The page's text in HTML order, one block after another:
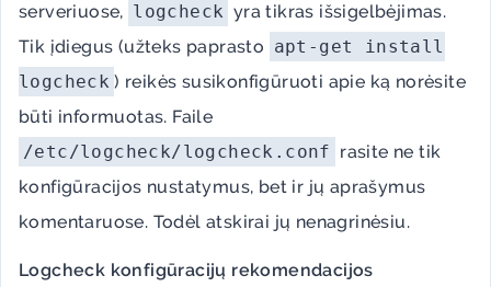
serveriuose, logcheck yra tikras išsigelbėjimas.
Tik įdiegus (užteks paprasto apt-get install
logcheck ) reikės susikonfigūruoti apie ką norėsite
būti informuotas. Faile
/etc/logcheck/logcheck.conf rasite ne tik
konfigūracijos nustatymus, bet ir jų aprašymus
komentaruose. Todėl atskirai jų nenagrinėsiu.
Logcheck konfigūracijų rekomendacijos